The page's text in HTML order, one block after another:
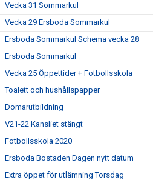
Vecka 31 Sommarkul
Vecka 29 Ersboda Sommarkul
Ersboda Sommarkul Schema vecka 28
Ersboda Sommarkul
Vecka 25 Öppettider + Fotbollsskola
Toalett och hushållspapper
Domarutbildning
V21-22 Kansliet stängt
Fotbollsskola 2020
Ersboda Bostaden Dagen nytt datum
Extra öppet för utlämning Torsdag